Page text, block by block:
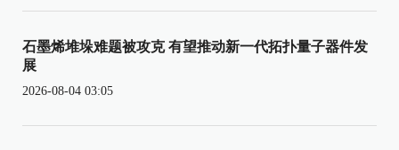
石墨烯堆垛难题被攻克 有望推动新一代拓扑量子器件发
展
2026-08-04 03:05